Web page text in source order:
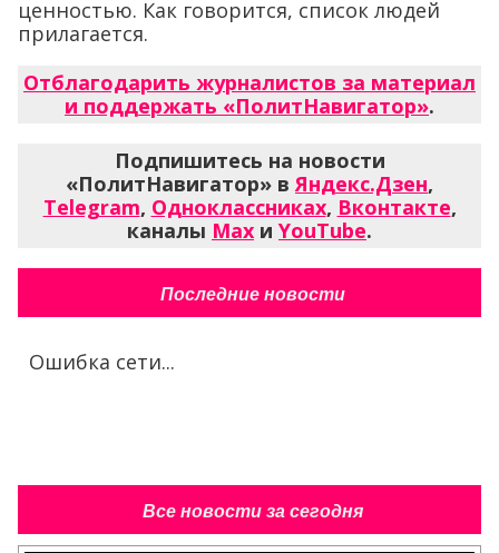
ценностью. Как говорится, список людей
прилагается.
Отблагодарить журналистов за материал
и поддержать «ПолитНавигатор».
Подпишитесь на новости
«ПолитНавигатор» в Яндекс.Дзен,
Telegram, Одноклассниках, Вконтакте,
каналы Max и YouTube.
Последние новости
Ошибка сети...
Все новости за сегодня